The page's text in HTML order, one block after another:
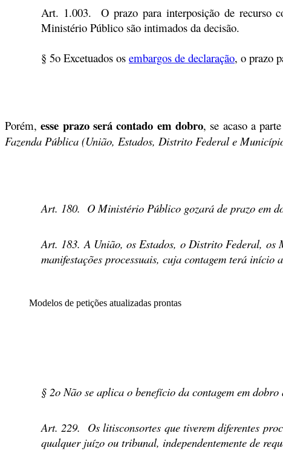
Art. 1.003. O prazo para interposição de recurso
Ministério Público são intimados da decisão.
§ 5o Excetuados os embargos de declaração, o prazo
Porém,esse prazo será contado em dobro, se acaso a
Fazenda Pública (União, Estados, Distrito Federal e
Art. 180. O Ministério Público gozará de prazo em
Art. 183.A União, os Estados, o Distrito Federal, os
manifestações processuais, cuja contagem terá início
Modelos de petições atualizadas prontas
§ 2oNão se aplica o benefício da contagem em
Art. 229. Os litisconsortes que tiverem diferentes
qualquer juízo ou tribunal, independentemente de